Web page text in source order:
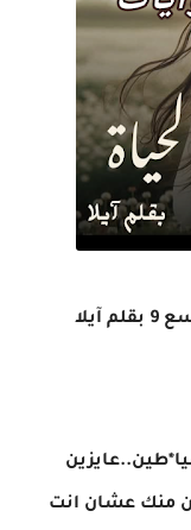
منك عشان انت